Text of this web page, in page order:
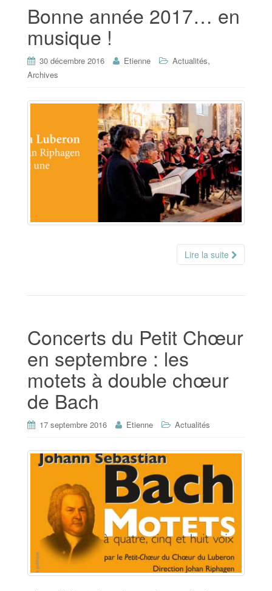
Bonne année 2017… en
musique !
30 décembre 2016 Etienne Actualités,
Archives
Lire la suite
Concerts du Petit Chœur
en septembre : les
motets à double chœur
de Bach
17 septembre 2016 Etienne Actualités